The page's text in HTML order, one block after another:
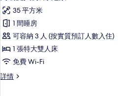
篩
選
條
入
所
有
高
級
人
35 平方米
1 間睡房
可容納 3 人 (按實質預訂人數入住)
1 張特大雙人床
免費 Wi-Fi
詳情
高